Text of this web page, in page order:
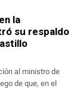
la
su respaldo
al ministro de
de que, en el